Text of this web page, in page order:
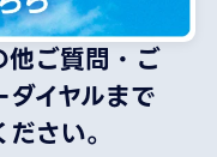
ご質問・ご
イヤルまで
さい。